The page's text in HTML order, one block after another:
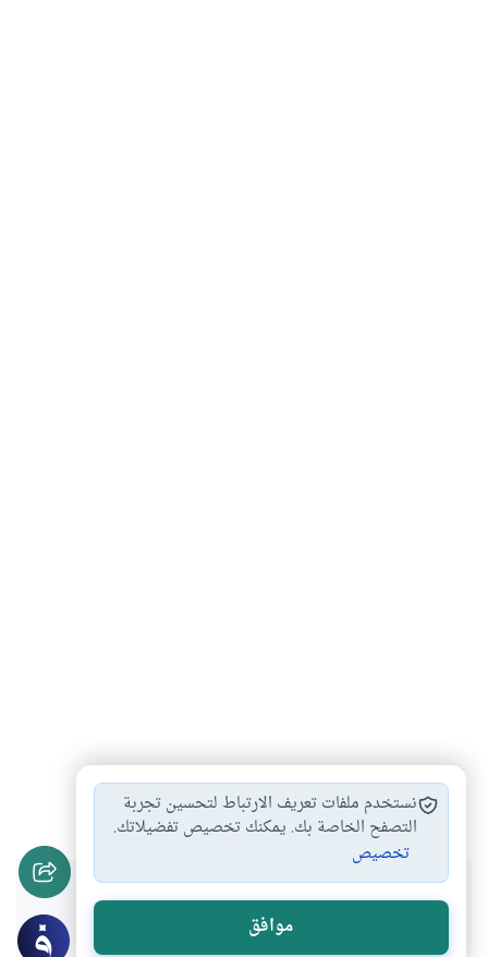
الوعي # أهل العلم الفكر الإسلامي العلم الشرعي
هل انتفعت بهذا المحتوى؟
نستخدم ملفات تعريف الارتباط لتحسين تجربة
التصفح الخاصة بك. يمكنك تخصيص تفضيلاتك.
تخصيص
موافق